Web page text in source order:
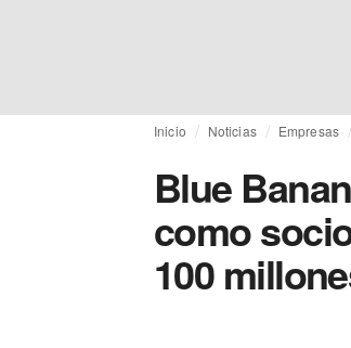
Inicio Noticias Empresas
Blue
como
100